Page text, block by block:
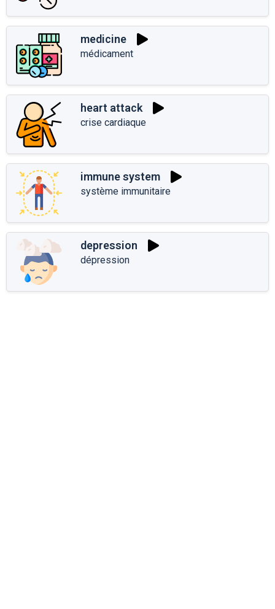
medicine
médicament
heart attack
crise cardiaque
immune system
système immunitaire
depression
dépression